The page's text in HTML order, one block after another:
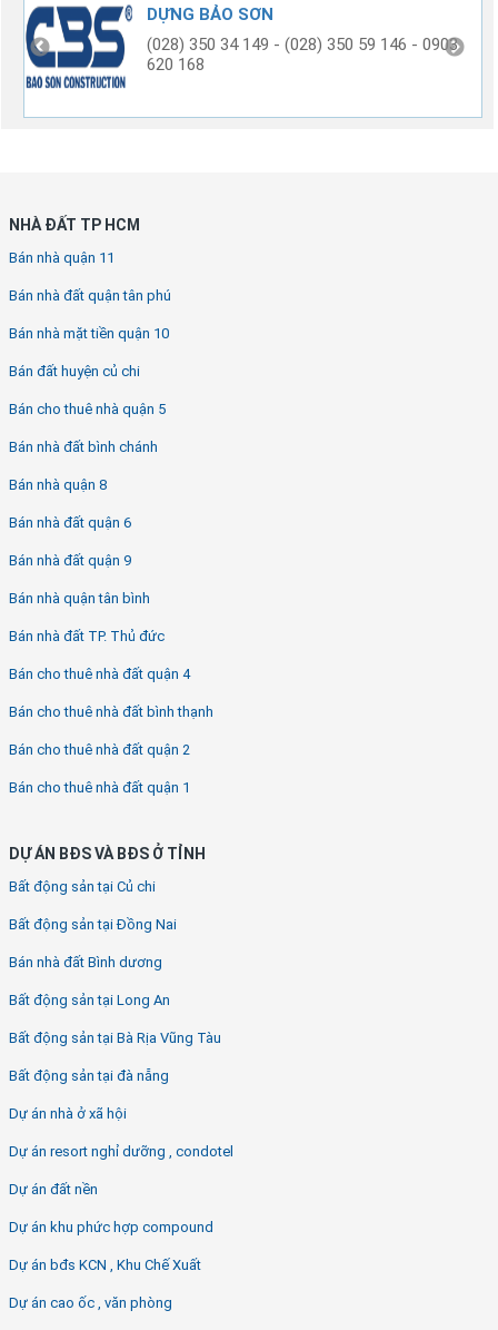
DỰNG BẢO SƠN
(028) 350 34 149 - (028) 350 59 146 - 0903
620 168
NHÀ ĐẤT TP HCM
Bán nhà quận 11
Bán nhà đất quận tân phú
Bán nhà mặt tiền quận 10
Bán đất huyện củ chi
Bán cho thuê nhà quận 5
Bán nhà đất bình chánh
Bán nhà quận 8
Bán nhà đất quận 6
Bán nhà đất quận 9
Bán nhà quận tân bình
Bán nhà đất TP. Thủ đức
Bán cho thuê nhà đất quận 4
Bán cho thuê nhà đất bình thạnh
Bán cho thuê nhà đất quận 2
Bán cho thuê nhà đất quận 1
DỰ ÁN BĐS VÀ BĐS Ở TỈNH
Bất động sản tại Củ chi
Bất động sản tại Đồng Nai
Bán nhà đất Bình dương
Bất động sản tại Long An
Bất động sản tại Bà Rịa Vũng Tàu
Bất động sản tại đà nẵng
Dự án nhà ở xã hội
Dự án resort nghỉ dưỡng , condotel
Dự án đất nền
Dự án khu phức hợp compound
Dự án bđs KCN , Khu Chế Xuất
Dự án cao ốc , văn phòng